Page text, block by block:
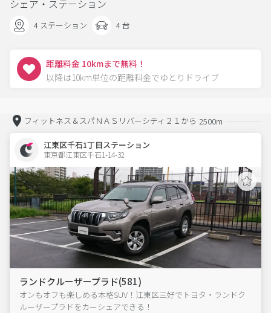
シェア・ステーション
4 ステーション 4 台
距離料金 10kmまで無料！
以降は10km単位の距離料金でゆとりドライブ
フィットネス＆スパＮＡＳリバーシティ２１から 2500m
江東区千石1丁目ステーション
東京都江東区千石1-14-32
ランドクルーザープラド(581)
オンもオフも楽しめる本格SUV！江東区三好でトヨタ・ランドク
ルーザープラドをカーシェアできる！